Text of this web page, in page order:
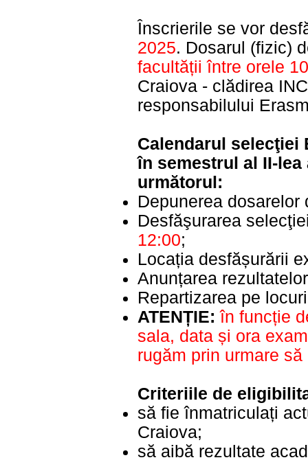
Înscrierile se vor
2025. Dosarul (fizic)
facultății între orele
Craiova - clădirea
responsabilului
Calendarul selecţiei
în semestrul al II-lea
următorul:
Depunerea
Desfăşurarea
12:00;
Locația desfășurării
Anunțarea
Repartizarea pe
ATENȚIE: în funcție
sala, data și ora
rugăm prin urmare
Criteriile de
să fie înmatriculați
Craiova;
să aibă rezultate